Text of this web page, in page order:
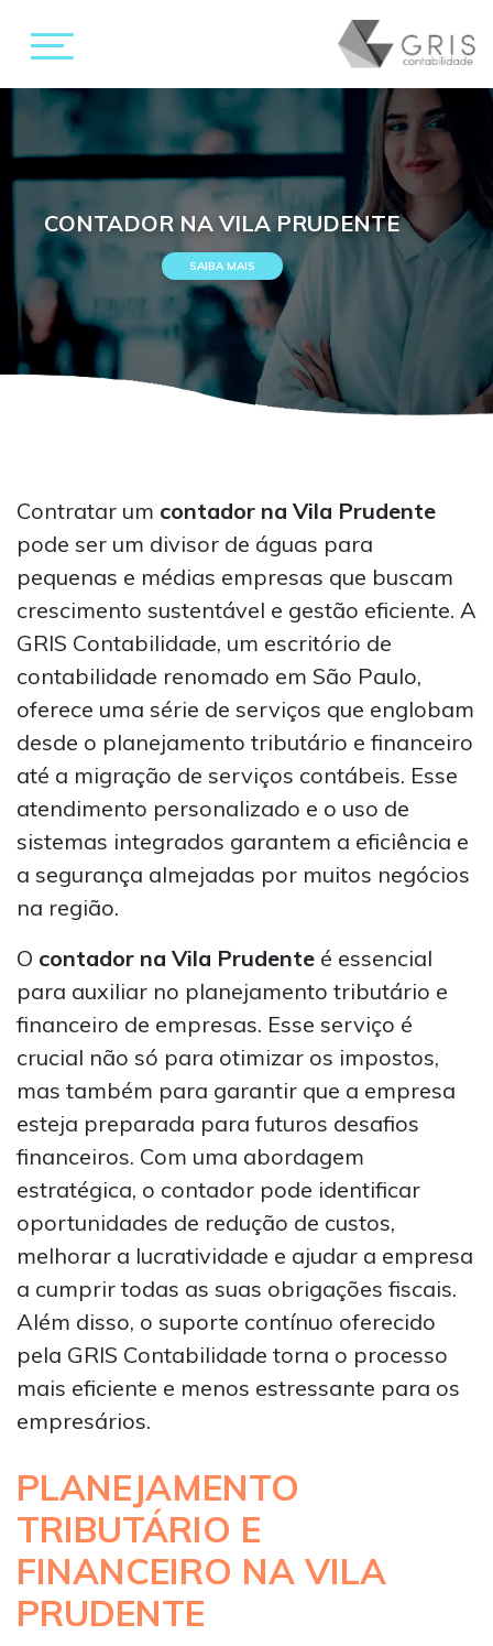
CONTADOR NA VILA PRUDENTE
SAIBA MAIS
Contratar um contador na Vila Prudente
pode ser um divisor de águas para
pequenas e médias empresas que buscam
crescimento sustentável e gestão eficiente. A
GRIS Contabilidade, um escritório de
contabilidade renomado em São Paulo,
oferece uma série de serviços que englobam
desde o planejamento tributário e financeiro
até a migração de serviços contábeis. Esse
atendimento personalizado e o uso de
sistemas integrados garantem a eficiência e
a segurança almejadas por muitos negócios
na região.
O contador na Vila Prudente é essencial
para auxiliar no planejamento tributário e
financeiro de empresas. Esse serviço é
crucial não só para otimizar os impostos,
mas também para garantir que a empresa
esteja preparada para futuros desafios
financeiros. Com uma abordagem
estratégica, o contador pode identificar
oportunidades de redução de custos,
melhorar a lucratividade e ajudar a empresa
a cumprir todas as suas obrigações fiscais.
Além disso, o suporte contínuo oferecido
pela GRIS Contabilidade torna o processo
mais eficiente e menos estressante para os
empresários.
PLANEJAMENTO
TRIBUTÁRIO E
FINANCEIRO NA VILA
PRUDENTE